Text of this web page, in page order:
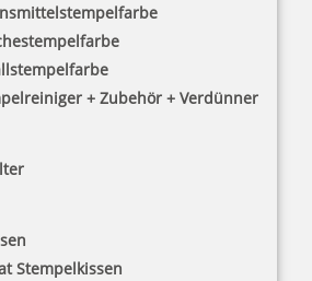
+ Zubehör + Verdünner
Stempelkissen
74 Taucherstempel Taucher
schwimmend
24,28 €